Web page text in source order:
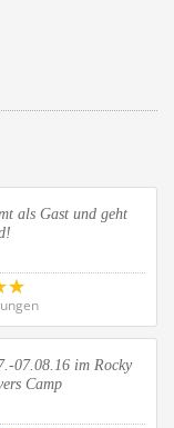
als Gast und geht
07.08.16 im Rocky
Camp